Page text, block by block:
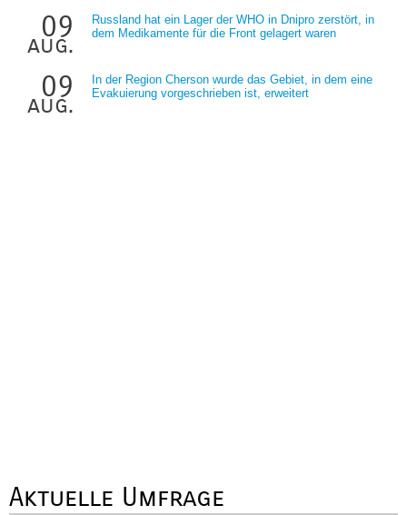
09
aug.
Russland hat ein Lager der WHO in Dnipro zerstört, in
dem Medikamente für die Front gelagert waren
09
aug.
In der Region Cherson wurde das Gebiet, in dem eine
Evakuierung vorgeschrieben ist, erweitert
Aktuelle Umfrage